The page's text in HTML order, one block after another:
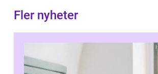
Fler nyheter